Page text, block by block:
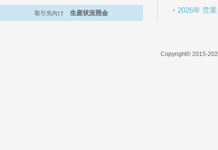
取引先向け 生産状況照会 2026年 営
Copyright© 2015-